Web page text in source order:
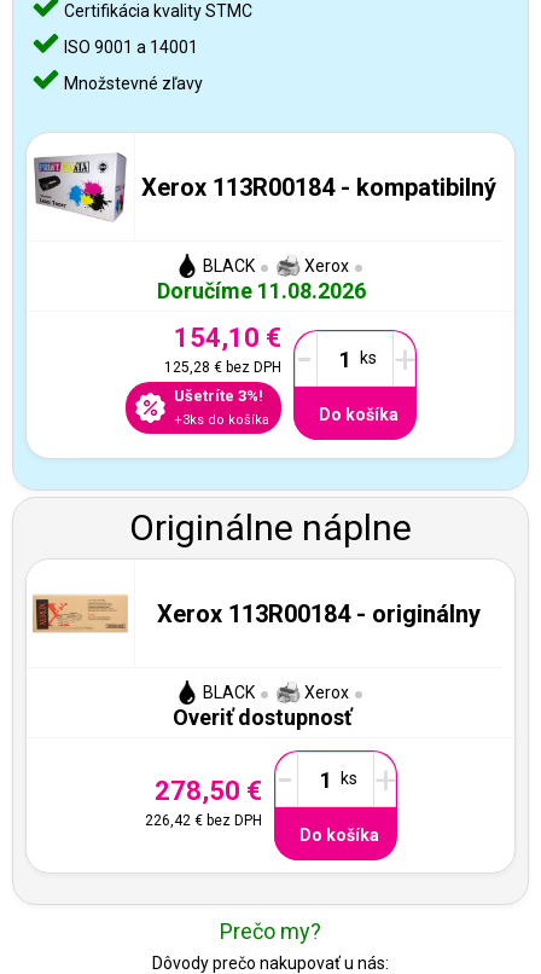
Certifikácia kvality STMC
ISO 9001 a 14001
Množstevné zľavy
Xerox 113R00184 - kompatibilný
BLACK Xerox
Doručíme 11.08.2026
154,10 €
125,28 €bez DPH
Ušetríte 3%!
+3ks do košíka
- +
Do košíka
Originálne náplne
Xerox 113R00184 - originálny
BLACK Xerox
Overiť dostupnosť
278,50 €
226,42 €bez DPH
- +
Do košíka
Prečo my?
Dôvody prečo nakupovať u nás: